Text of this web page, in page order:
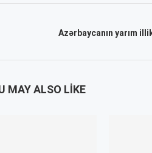
Azərbaycanın yarım
MAY ALSO LIKE